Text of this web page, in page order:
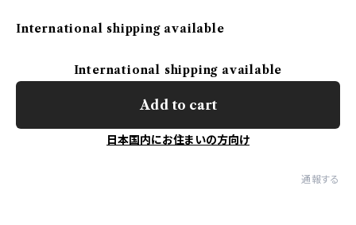
International shipping available
International shipping available
Add to cart
日本国内にお住まいの方向け
通報する